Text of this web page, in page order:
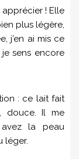
! Elle
plus légère,
j’en ai mis ce
sens encore
: ce lait fait
douce. Il me
avez la peau
léger.